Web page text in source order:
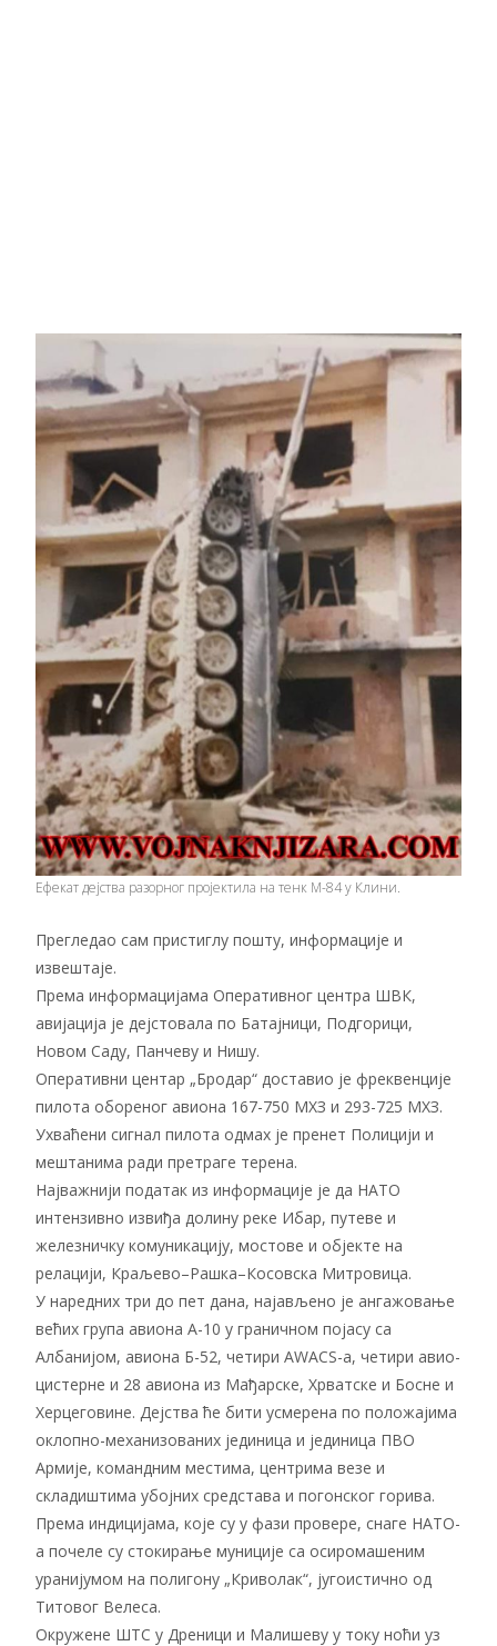
Ефекат дејства разорног пројектила на тенк М-84 у Клини.
Прегледао сам пристиглу пошту, информације и
извештаје.
Према информацијама Оперативног центра ШВК,
авијација је дејстовала по Батајници, Подгорици,
Новом Саду, Панчеву и Нишу.
Оперативни центар „Бродар“ доставио је фреквенције
пилота обореног авиона 167-750 МХЗ и 293-725 МХЗ.
Ухваћени сигнал пилота одмах је пренет Полицији и
мештанима ради претраге терена.
Најважнији податак из информације је да НАТО
интензивно извиђа долину реке Ибар, путеве и
железничку комуникацију, мостове и објекте на
релацији, Краљево–Рашка–Косовска Митровица.
У наредних три до пет дана, најављено је ангажовање
већих група авиона А-10 у граничном појасу са
Албанијом, авиона Б-52, четири АWАСS-a, четири авио-
цистерне и 28 авиона из Мађарске, Хрватске и Босне и
Херцеговине. Дејства ће бити усмерена по положајима
оклопно-механизованих јединица и јединица ПВО
Армије, командним местима, центрима везе и
складиштима убојних средстава и погонског горива.
Према индицијама, које су у фази провере, снаге НАТО-
a почеле су стокирање муниције са осиромашеним
уранијумом на полигону „Криволак“, југоистично од
Титовог Велеса.
Окружене ШТС у Дреници и Малишеву у току ноћи уз